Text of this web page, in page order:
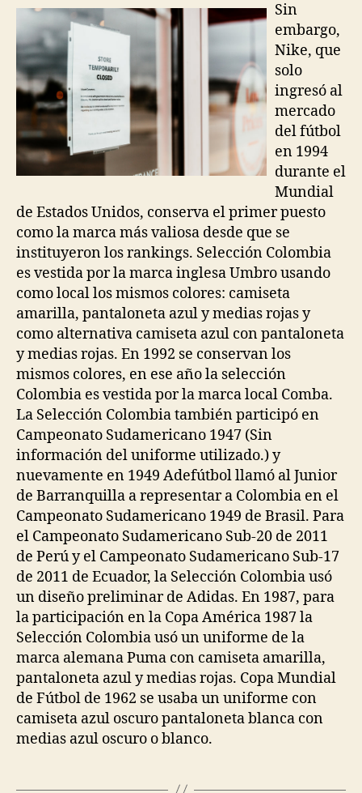
Sin
embargo,
Nike, que
solo
ingresó al
mercado
del fútbol
en 1994
durante el
Mundial
de Estados Unidos, conserva el primer puesto
como la marca más valiosa desde que se
instituyeron los rankings. Selección Colombia
es vestida por la marca inglesa Umbro usando
como local los mismos colores: camiseta
amarilla, pantaloneta azul y medias rojas y
como alternativa camiseta azul con pantaloneta
y medias rojas. En 1992 se conservan los
mismos colores, en ese año la selección
Colombia es vestida por la marca local Comba.
La Selección Colombia también participó en
Campeonato Sudamericano 1947 (Sin
información del uniforme utilizado.) y
nuevamente en 1949 Adefútbol llamó al Junior
de Barranquilla a representar a Colombia en el
Campeonato Sudamericano 1949 de Brasil. Para
el Campeonato Sudamericano Sub-20 de 2011
de Perú y el Campeonato Sudamericano Sub-17
de 2011 de Ecuador, la Selección Colombia usó
un diseño preliminar de Adidas. En 1987, para
la participación en la Copa América 1987 la
Selección Colombia usó un uniforme de la
marca alemana Puma con camiseta amarilla,
pantaloneta azul y medias rojas. Copa Mundial
de Fútbol de 1962 se usaba un uniforme con
camiseta azul oscuro pantaloneta blanca con
medias azul oscuro o blanco.